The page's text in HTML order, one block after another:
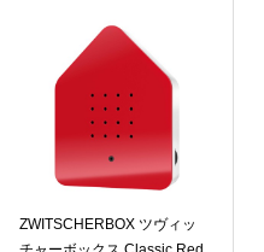
ZWITSCHERBOX ツヴィッ